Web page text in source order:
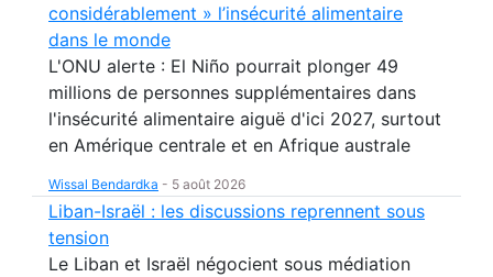
considérablement » l’insécurité alimentaire
dans le monde
L'ONU alerte : El Niño pourrait plonger 49
millions de personnes supplémentaires dans
l'insécurité alimentaire aiguë d'ici 2027, surtout
en Amérique centrale et en Afrique australe
Wissal Bendardka - 5 août 2026
Liban-Israël : les discussions reprennent sous
tension
Le Liban et Israël négocient sous médiation